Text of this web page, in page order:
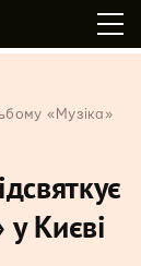
«Музіка»
Києві